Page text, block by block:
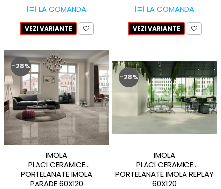
QUARZI
ROBUR
SELECT
SPARK
STATUARIO SUPERIORE
SUNSTONE
TAJ MAHAL
TIVOLI
TREASURES AND GEMS
UNICOLORS
UTAH
VERDE ALPI
LA COMANDA
VEZI VARIANTE
LA COMANDA
VEZI VARIANTE
-28%
IMOLA
PLACI CERAMICE
PORTELANATE IMOLA
PARADE 60X120
-28%
IMOLA
PLACI CERAMICE
PORTELANATE IMOLA REPLAY
60X120